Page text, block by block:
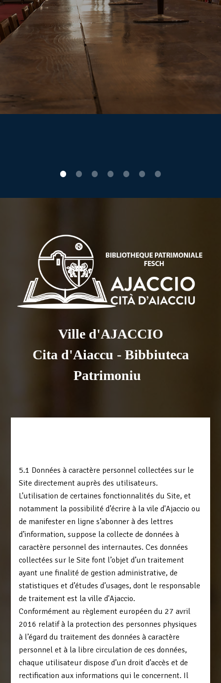
Ville d'AJACCIO
Cita d'Aiaccu - Bibbiuteca
Patrimoniu
5.1 Données à caractère personnel collectées sur le
Site directement auprès des utilisateurs.
L’utilisation de certaines fonctionnalités du Site, et
notamment la possibilité d’écrire à la vile d'Ajaccio ou
de manifester en ligne s’abonner à des lettres
d’information, suppose la collecte de données à
caractère personnel des internautes. Ces données
collectées sur le Site font l’objet d’un traitement
ayant une finalité de gestion administrative, de
statistiques et d’études d’usages, dont le responsable
de traitement est la ville d'Ajaccio.
Conformément au règlement européen du 27 avril
2016 relatif à la protection des personnes physiques
à l’égard du traitement des données à caractère
personnel et à la libre circulation de ces données,
chaque utilisateur dispose d’un droit d’accès et de
rectification aux informations qui le concernent. Il